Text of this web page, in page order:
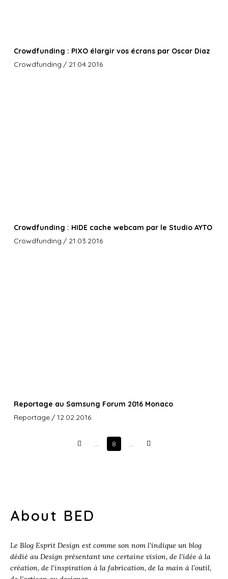
Crowdfunding : PIXO élargir vos écrans par Oscar Diaz
Crowdfunding / 21.04.2016
Crowdfunding : HIDE cache webcam par le Studio AYTO
Crowdfunding / 21.03.2016
Reportage au Samsung Forum 2016 Monaco
Reportage / 12.02.2016
Prev … 8 … Next
About BED
Le Blog Esprit Design est comme son nom l’indique un blog
dédié au Design présentant une certaine vision, de l’idée à la
création, de l’inspiration à la fabrication, de la main à l’outil,